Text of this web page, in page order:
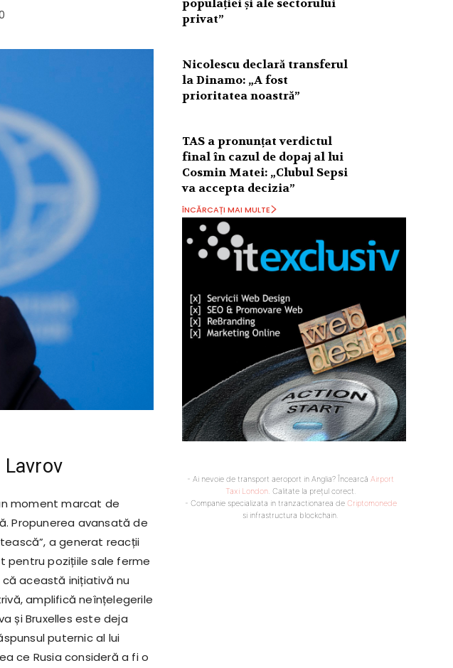
moment marcat de
Propunerea avansată de
a generat reacții
pentru pozițiile sale ferme
această inițiativă nu
amplifică neînțelegerile
și Bruxelles este deja
puternic al lui
ce Rusia consideră a fi o
populației și ale sectorului
privat”
Nicolescu declară transferul
la Dinamo: „A fost
prioritatea noastră”
TAS a pronunțat verdictul
final în cazul de dopaj al lui
Cosmin Matei: „Clubul Sepsi
va accepta decizia”
ÎNCĂRCAȚI MAI MULTE
- Ai nevoie de transport aeroport in Anglia? Încearcă Airport
Taxi London. Calitate la prețul corect.
- Companie specializata in tranzactionarea de Criptomonede
si infrastructura blockchain.